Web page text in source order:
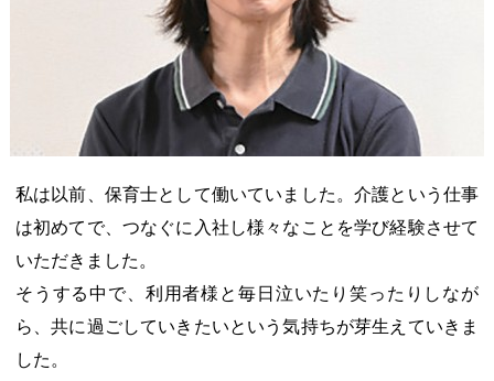
私は以前、保育士として働いていました。介護という仕事
は初めてで、つなぐに入社し様々なことを学び経験させて
いただきました。
そうする中で、利用者様と毎日泣いたり笑ったりしなが
ら、共に過ごしていきたいという気持ちが芽生えていきま
した。